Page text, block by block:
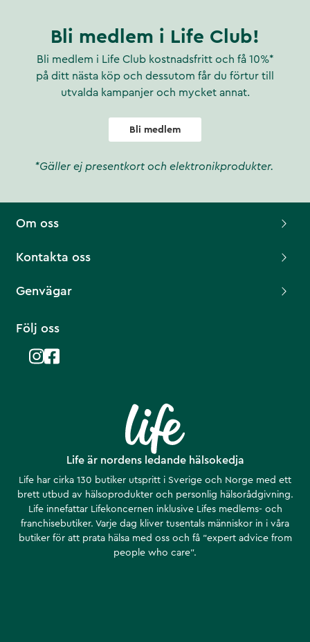
Bli medlem i Life Club!
Bli medlem i Life Club kostnadsfritt och få 10%*
på ditt nästa köp och dessutom får du förtur till
utvalda kampanjer och mycket annat.
Bli medlem
*Gäller ej presentkort och elektronikprodukter.
Life är nordens ledande hälsokedja
Life har cirka 130 butiker utspritt i Sverige och Norge med ett
brett utbud av hälsoprodukter och personlig hälsorådgivning.
Life innefattar Lifekoncernen inklusive Lifes medlems- och
franchisebutiker. Varje dag kliver tusentals människor in i våra
butiker för att prata hälsa med oss och få ”expert advice from
people who care”.
Om oss
Kontakta oss
Genvägar
Följ oss